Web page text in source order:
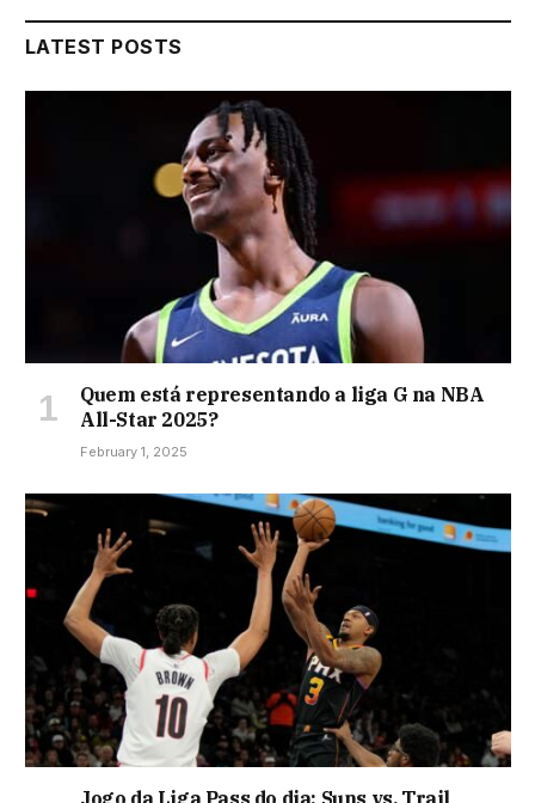
LATEST POSTS
Quem está representando a liga G na NBA
All-Star 2025?
February 1, 2025